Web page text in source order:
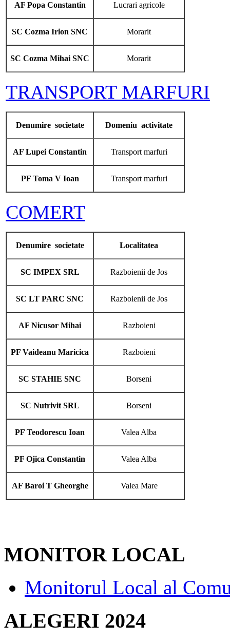
AF Popa Constantin Lucrari agricole
SC Cozma Irion SNC Morarit
SC Cozma Mihai SNC Morarit
TRANSPORT MARFURI
Denumire societate Domeniu activitate
AF Lupei Constantin Transport marfuri
PF Toma V Ioan Transport marfuri
COMERT
Denumire societate Localitatea
SC IMPEX SRL Razboienii de Jos
SC LT PARC SNC Razboienii de Jos
AF Nicusor Mihai Razboieni
PF Vaideanu Maricica Razboieni
SC STAHIE SNC Borseni
SC Nutrivit SRL Borseni
PF Teodorescu Ioan Valea Alba
PF Ojica Constantin Valea Alba
AF Baroi T Gheorghe Valea Mare
MONITOR LOCAL
Monitorul Local al
ALEGERI 2024